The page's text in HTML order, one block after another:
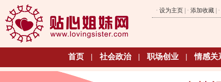
· 设为主页 | · 添加收藏 | ·
首页 | 社会政治 | 职场创业 | 情感关